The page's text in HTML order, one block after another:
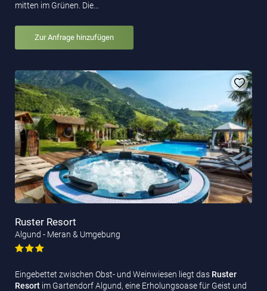
mitten im Grünen. Die…
Zur Anfrage hinzufügen
Ruster Resort
Algund - Meran & Umgebung
Eingebettet zwischen Obst- und Weinwiesen liegt das Ruster
Resort im Gartendorf Algund, eine Erholungsoase für Geist und